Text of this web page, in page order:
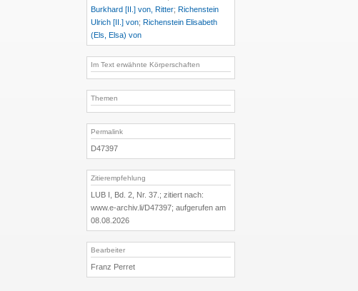
Burkhard [II.] von, Ritter; Richenstein
Ulrich [II.] von; Richenstein Elisabeth
(Els, Elsa) von
Im Text erwähnte Körperschaften
Themen
Permalink
D47397
Zitierempfehlung
LUB I, Bd. 2, Nr. 37.; zitiert nach:
www.e-archiv.li/D47397; aufgerufen am
08.08.2026
Bearbeiter
Franz Perret